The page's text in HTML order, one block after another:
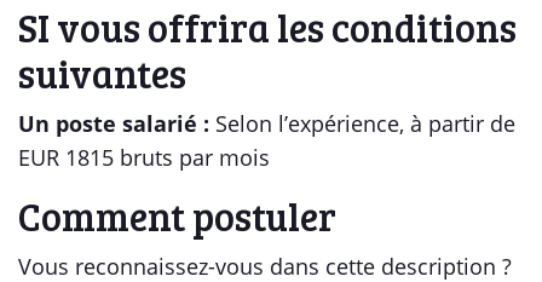
SI vous offrira les conditions
suivantes
Un poste salarié : Selon l’expérience, à partir de
EUR 1815 bruts par mois
Comment postuler
Vous reconnaissez-vous dans cette description ?